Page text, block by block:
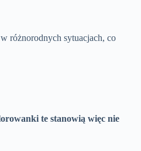
różnorodnych sytuacjach, co
te stanowią więc nie